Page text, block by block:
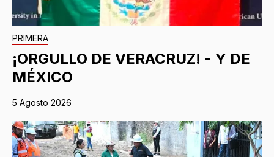
PRIMERA
¡ORGULLO DE VERACRUZ! - Y DE
MÉXICO
5 Agosto 2026